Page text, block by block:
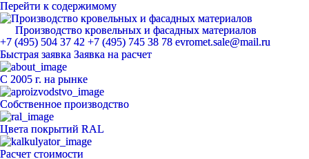
Перейти к содержимому
Производство кровельных и фасадных материалов
ЕвроМет
+7 (495) 504 37 42 +7 (495) 745 38 78 evromet.sale@mail.ru
Быстрая заявка Заявка на расчет
С 2005 г. на рынке
Собственное производство
Цвета покрытий RAL
Расчет стоимости